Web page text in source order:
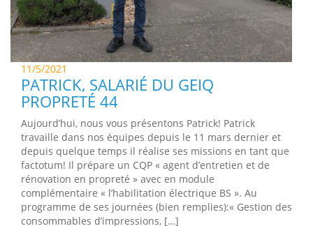
11/5/2021
PATRICK, SALARIÉ DU GEIQ
PROPRETÉ 44
Aujourd’hui, nous vous présentons Patrick! Patrick
travaille dans nos équipes depuis le 11 mars dernier et
depuis quelque temps il réalise ses missions en tant que
factotum! Il prépare un CQP « agent d’entretien et de
rénovation en propreté » avec en module
complémentaire « l’habilitation électrique BS ». Au
programme de ses journées (bien remplies):« Gestion des
consommables d’impressions, […]